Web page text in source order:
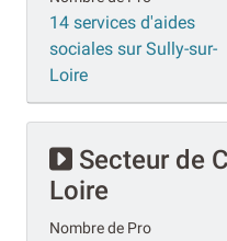
14 services d'aides
sociales sur Sully-sur-
Loire
Secteur de
Loire
Nombre de Pro